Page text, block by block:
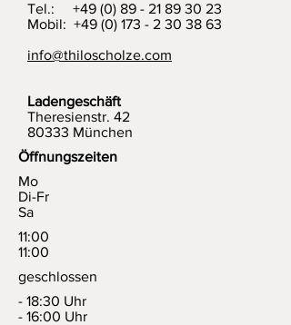
Tel.:
Mobil: +49 (0) 173 - 2 30 38 63
info@thiloscholze.com
Ladengeschäft
Theresienstr. 42
80333 München
+49 (0) 89 - 21 89 30 23
Öffnungszeiten
Mo
Di-Fr
Sa
11:00
11:00
geschlossen
- 18:30 Uhr
- 16:00 Uhr